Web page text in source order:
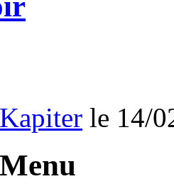
Kapiter le 14/